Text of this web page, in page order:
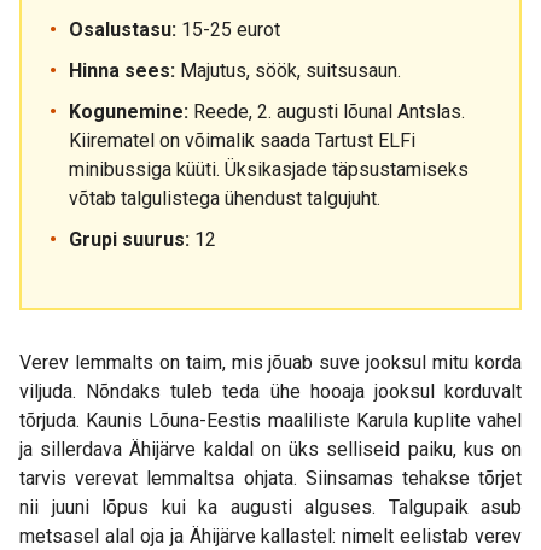
Osalustasu: 15-25 eurot
Hinna sees: Majutus, söök, suitsusaun.
Kogunemine: Reede, 2. augusti lõunal Antslas.
Kiirematel on võimalik saada Tartust ELFi
minibussiga küüti. Üksikasjade täpsustamiseks
võtab talgulistega ühendust talgujuht.
Grupi suurus: 12
Verev lemmalts on taim, mis jõuab suve jooksul mitu korda
viljuda. Nõndaks tuleb teda ühe hooaja jooksul korduvalt
tõrjuda. Kaunis Lõuna-Eestis maaliliste Karula kuplite vahel
ja sillerdava Ähijärve kaldal on üks selliseid paiku, kus on
tarvis verevat lemmaltsa ohjata. Siinsamas tehakse tõrjet
nii juuni lõpus kui ka augusti alguses. Talgupaik asub
metsasel alal oja ja Ähijärve kallastel: nimelt eelistab verev